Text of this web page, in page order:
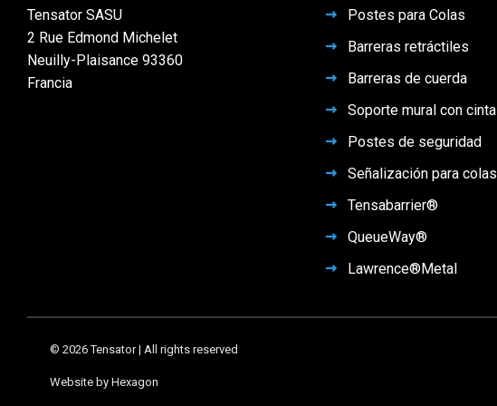
producto
de
producto
Tensator SASU
2 Rue Edmond Michelet
Neuilly-Plaisance 93360
Francia
Postes para Colas
Barreras retráctiles
Barreras de cuerda
Soporte mural con cinta
Postes de seguridad
Señalización para colas
Tensabarrier®
QueueWay®
Lawrence®Metal
© 2026 Tensator | All rights reserved
Website by Hexagon